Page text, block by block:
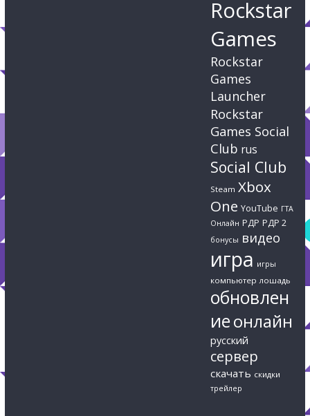
Rockstar
Games
Rockstar
Games
Launcher
Rockstar
Games Social
Club rus
Social Club
Steam Xbox
One YouTube ГТА
Онлайн РДР РДР 2
бонусы видео
игра игры
компьютер лошадь
обновлен
иеонлайн
русский
сервер
скачать скидки
трейлер